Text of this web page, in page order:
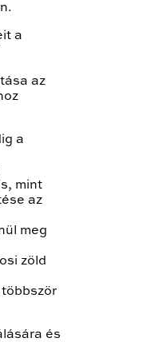
a
az
a
mint
az
meg
zöld
és